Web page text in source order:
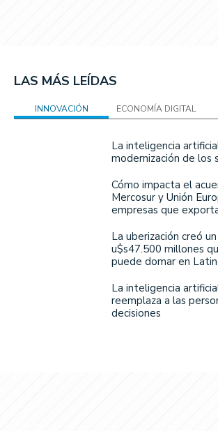
LAS MÁS LEÍDAS
INNOVACIÓN ECONOMÍA DIGITAL
La inteligencia
modernización de los
Cómo impacta el
Mercosur y Unión
empresas que
La uberización creó
u$s47.500 millones
puede domar en
La inteligencia
reemplaza a las
decisiones